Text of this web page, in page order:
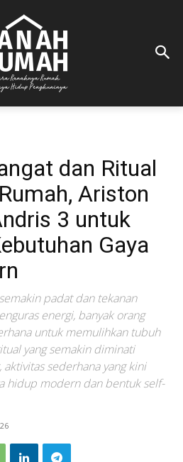
dan Ritual
Ariston
3 untuk
Gaya
padat dan tekanan
energi, banyak orang
untuk memulihkan tubuh
yang semakin diminati
sederhana yang kini
hidup modern dan bentuk self-